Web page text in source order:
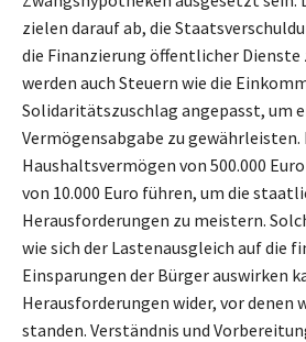
zielen darauf ab, die
die Finanzierung öffentlicher Dienste
werden auch Steuern wie die
Solidaritätszuschlag angepasst, um
Vermögensabgabe zu gewährleisten.
Haushaltsvermögen von 500.000
von 10.000 Euro führen, um die
Herausforderungen zu meistern.
wie sich der Lastenausgleich auf die
Einsparungen der Bürger auswirken
Herausforderungen wider, vor denen
standen. Verständnis und